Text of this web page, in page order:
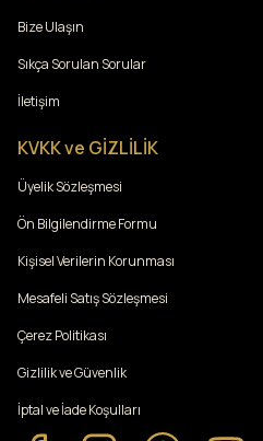
Bize Ulaşın
Sıkça Sorulan Sorular
İletişim
KVKK ve GİZLİLİK
Üyelik Sözleşmesi
Ön Bilgilendirme Formu
Kişisel Verilerin Korunması
Mesafeli Satış Sözleşmesi
Çerez Politikası
Gizlilik ve Güvenlik
İptal ve İade Koşulları